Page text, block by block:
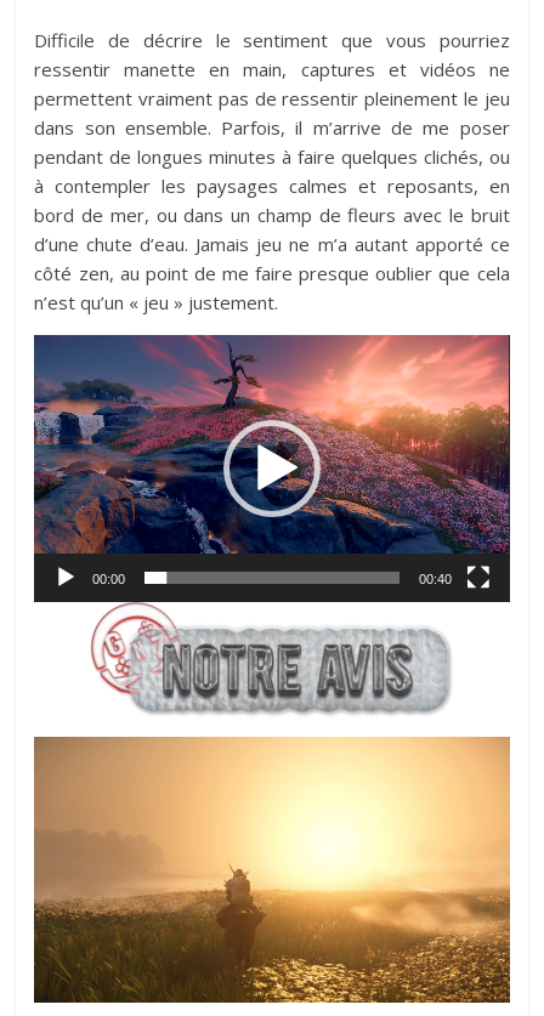
Difficile de décrire le sentiment que vous pourriez
ressentir manette en main, captures et vidéos ne
permettent vraiment pas de ressentir pleinement le jeu
dans son ensemble. Parfois, il m’arrive de me poser
pendant de longues minutes à faire quelques clichés, ou
à contempler les paysages calmes et reposants, en
bord de mer, ou dans un champ de fleurs avec le bruit
d’une chute d’eau. Jamais jeu ne m’a autant apporté ce
côté zen, au point de me faire presque oublier que cela
n’est qu’un « jeu » justement.
vidéo
00:00 00:40